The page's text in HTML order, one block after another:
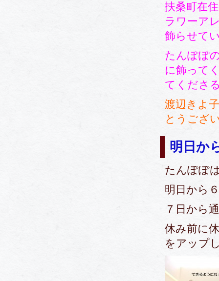
扶桑町在
ラワーア
飾らせて
たんぽぽ
に飾って
てくださ
渡辺きよ
とうござ
明日か
たんぽぽ
明日から
７日から
休み前に
をアップ